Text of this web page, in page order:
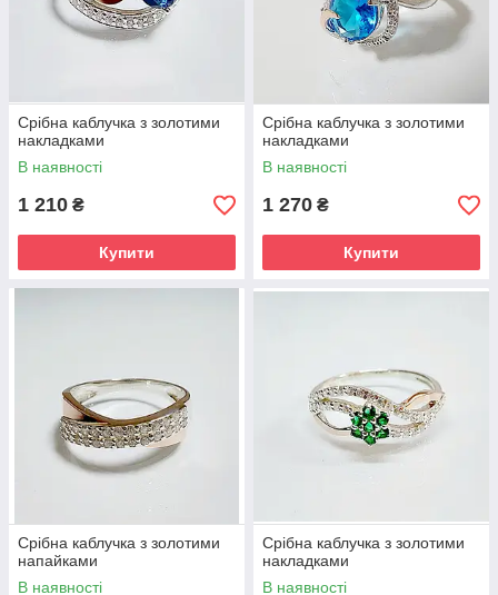
Срібна каблучка з золотими
накладками
В наявності
1 210 ₴
Купити
Срібна каблучка з золотими
накладками
В наявності
1 270 ₴
Купити
Срібна каблучка з золотими
напайками
В наявності
Срібна каблучка з золотими
накладками
В наявності